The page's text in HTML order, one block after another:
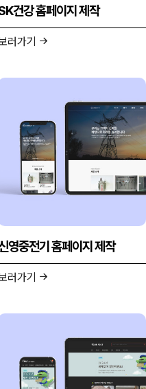
건강 홈페이지 제작
러가기
영중전기 홈페이지 제작
러가기